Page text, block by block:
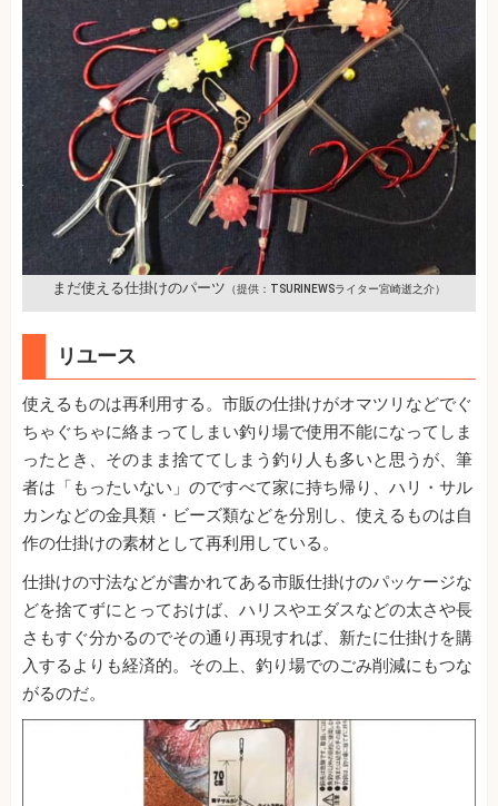
まだ使える仕掛けのパーツ （提供：TSURINEWSライター宮崎逝之介）
リユース
使えるものは再利用する。市販の仕掛けがオマツリなどでぐ
ちゃぐちゃに絡まってしまい釣り場で使用不能になってしま
ったとき、そのまま捨ててしまう釣り人も多いと思うが、筆
者は「もったいない」のですべて家に持ち帰り、ハリ・サル
カンなどの金具類・ビーズ類などを分別し、使えるものは自
作の仕掛けの素材として再利用している。
仕掛けの寸法などが書かれてある市販仕掛けのパッケージな
どを捨てずにとっておけば、ハリスやエダスなどの太さや長
さもすぐ分かるのでその通り再現すれば、新たに仕掛けを購
入するよりも経済的。その上、釣り場でのごみ削減にもつな
がるのだ。